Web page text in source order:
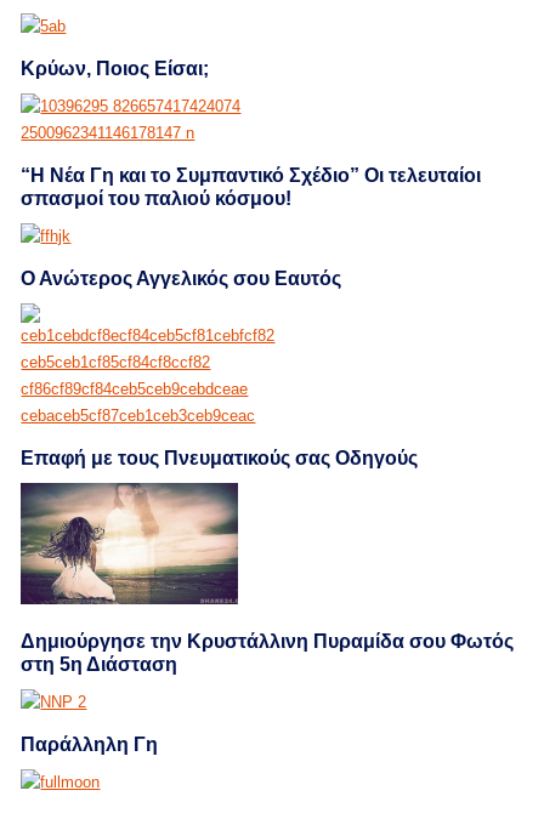
Κρύων, Ποιος Είσαι;
“Η Νέα Γη και το Συμπαντικό Σχέδιο” Οι τελευταίοι
σπασμοί του παλιού κόσμου!
Ο Ανώτερος Αγγελικός σου Εαυτός
Επαφή με τους Πνευματικούς σας Οδηγούς
Δημιούργησε την Κρυστάλλινη Πυραμίδα σου Φωτός
στη 5η Διάσταση
Παράλληλη Γη